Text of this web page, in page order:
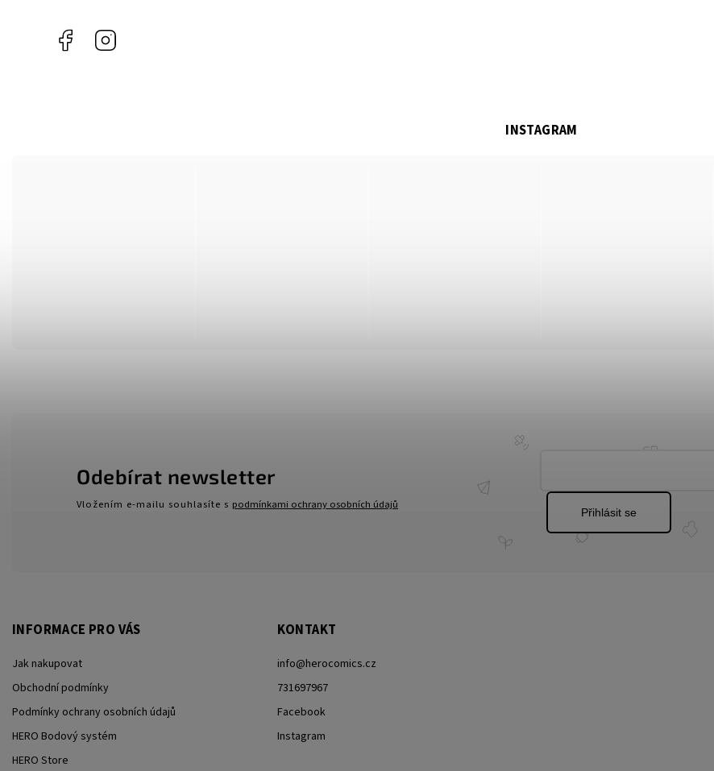
Facebook
INFORMACE PRO VÁS
Jak nakupovat
Obchodní podmínky
Podmínky ochrany osobních údajů
HERO Bodový systém
HERO Store
KONTAKT
info@herocomics.cz
731697967
Facebook
Instagram
INSTAGRAM
Odebírat newsletter
Vložením e-mailu souhlasíte s podmínkami ochrany osobních údajů
Přihlásit se